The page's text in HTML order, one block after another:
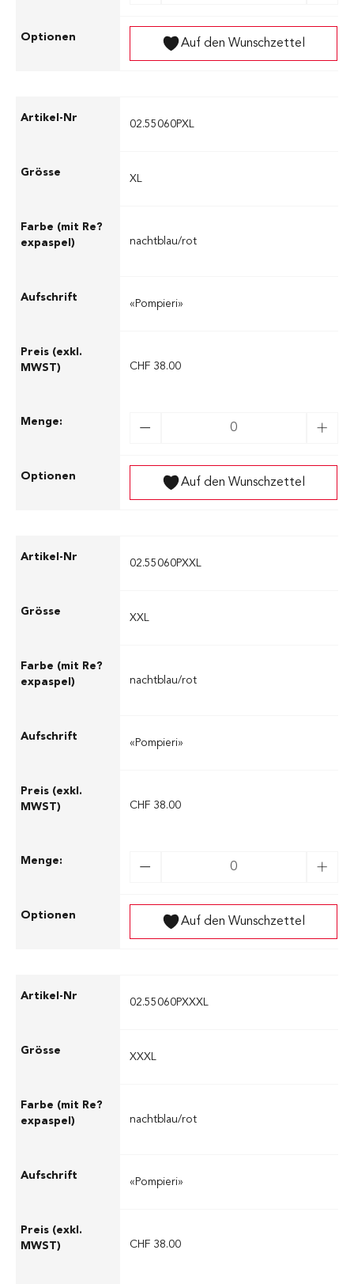
Auf den Wunschzettel
02.55060PXL
XL
nachtblau/rot
«Pompieri»
CHF 38.00
Auf den Wunschzettel
02.55060PXXL
XXL
nachtblau/rot
«Pompieri»
CHF 38.00
Auf den Wunschzettel
02.55060PXXXL
XXXL
nachtblau/rot
«Pompieri»
CHF 38.00